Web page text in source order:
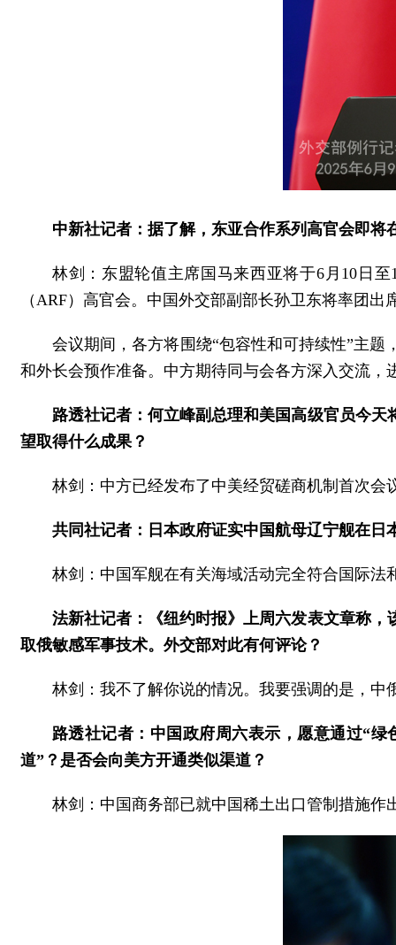
中新社记者：据了解，东亚合作系列高官会即
林剑：东盟轮值主席国马来西亚将于6月10日
（ARF）高官会。中国外交部副部长孙卫东将率团出
会议期间，各方将围绕“包容性和可持续性”主
和外长会预作准备。中方期待同与会各方深入交流
路透社记者：何立峰副总理和美国高级官员今
望取得什么成果？
林剑：中方已经发布了中美经贸磋商机制首次
共同社记者：日本政府证实中国航母辽宁舰在
林剑：中国军舰在有关海域活动完全符合国际
法新社记者：《纽约时报》上周六发表文章称
取俄敏感军事技术。外交部对此有何评论？
林剑：我不了解你说的情况。我要强调的是，
路透社记者：中国政府周六表示，愿意通过“
道”？是否会向美方开通类似渠道？
林剑：中国商务部已就中国稀土出口管制措施